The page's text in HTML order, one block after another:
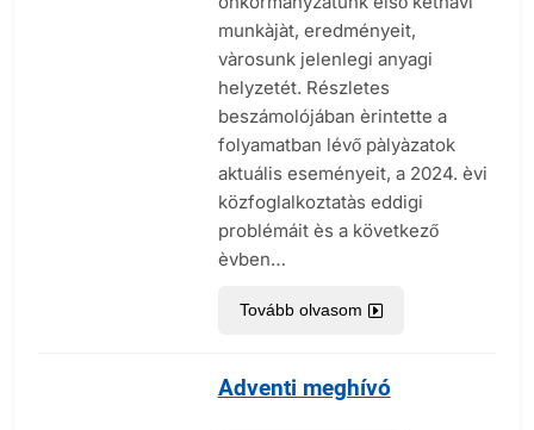
munkàjàt, eredményeit,
vàrosunk jelenlegi anyagi
helyzetét. Részletes
beszámolójában èrintette a
folyamatban lévő pàlyàzatok
aktuális eseményeit, a 2024. èvi
közfoglalkoztatàs eddigi
problémáit ès a következő
èvben…
Tovább olvasom
Adventi meghívó